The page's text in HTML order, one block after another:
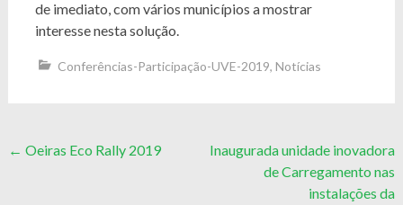
de imediato, com vários municípios a mostrar
interesse nesta solução.
Conferências-Participação-UVE-2019, Notícias
Post
← Oeiras Eco Rally 2019
Inaugurada unidade inovadora
de Carregamento nas
instalações da